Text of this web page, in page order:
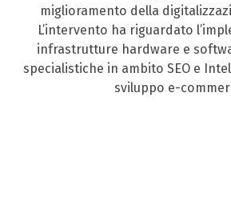
miglioramento della
L’intervento ha riguardato
infrastrutture hardware e
specialistiche in ambito SEO e
sviluppo e-